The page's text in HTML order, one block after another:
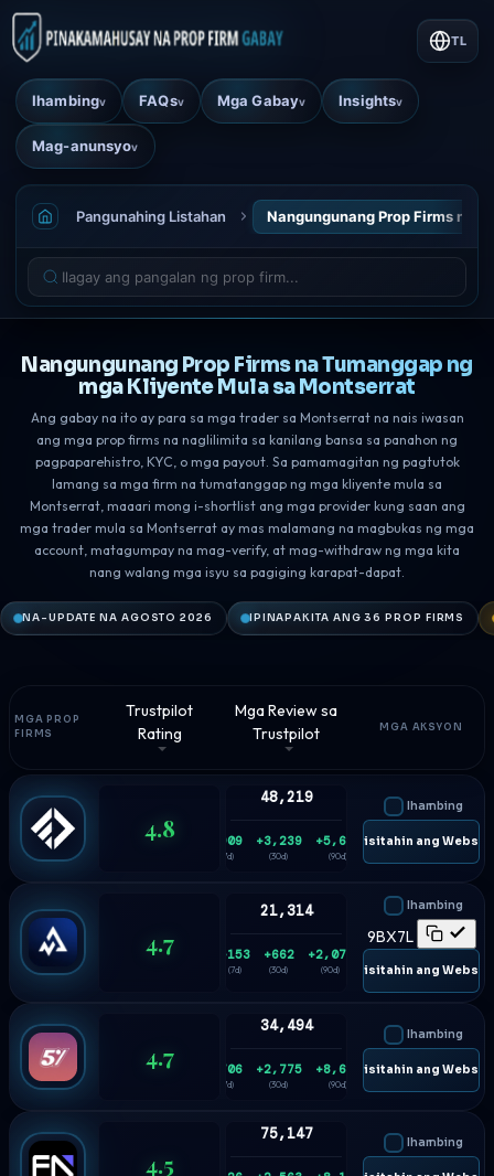
Ihambingv FAQsv Mga Gabayv Insightsv
Mag-anunsyov
TL
Pangunahing Listahan Nangungunang Prop Firms na
Nangungunang Prop Firms na Tumanggap ng
mga Kliyente Mula sa Montserrat
Ang gabay na ito ay para sa mga trader sa Montserrat na nais iwasan
ang mga prop firms na naglilimita sa kanilang bansa sa panahon ng
pagpaparehistro, KYC, o mga payout. Sa pamamagitan ng pagtutok
lamang sa mga firm na tumatanggap ng mga kliyente mula sa
Montserrat, maaari mong i-shortlist ang mga provider kung saan ang
mga trader mula sa Montserrat ay mas malamang na magbukas ng mga
account, matagumpay na mag-verify, at mag-withdraw ng mga kita
nang walang mga isyu sa pagiging karapat-dapat.
NA-UPDATE NA AGOSTO 2026 IPINAPAKITA ANG 36 PROP FIRMS
MGA PROP
FIRMS
Trustpilot
Rating
Mga Review sa
Trustpilot
MGA AKSYON
4.8
48,219
+909
(7d)
+3,239
(30d)
+5,688
(90d)
Ihambing
🌐 Bisitahin ang
4.7
21,314
+153
(7d)
+662
(30d)
+2,074
(90d)
Ihambing
9BX7L
🌐 Bisitahin ang
4.7
34,494
+706
(7d)
+2,775
(30d)
+8,614
(90d)
Ihambing
🌐 Bisitahin ang
4.5
75,147 Ihambing